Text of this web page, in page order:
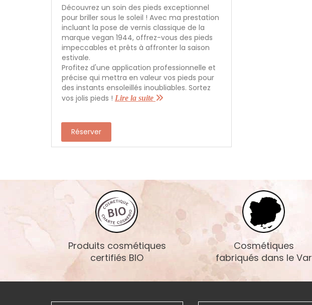
Découvrez un soin des pieds exceptionnel
pour briller sous le soleil ! Avec ma prestation
incluant la pose de vernis classique de la
marque vegan 1944, offrez-vous des pieds
impeccables et prêts à affronter la saison
estivale.
Profitez d'une application professionnelle et
précise qui mettra en valeur vos pieds pour
des instants ensoleillés inoubliables. Sortez
vos jolis pieds ! Lire la suite
Réserver
Produits cosmétiques
certifiés BIO
Cosmétiques
fabriqués dans le Var